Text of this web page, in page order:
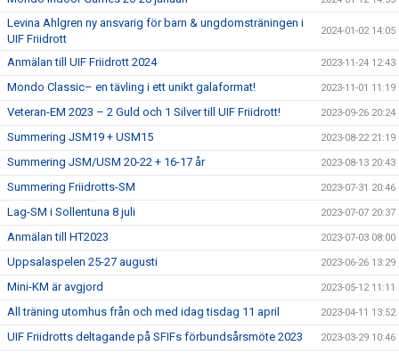
Levina Ahlgren ny ansvarig för barn & ungdomsträningen i
UIF Friidrott
2024-01-02 14:05
Anmälan till UIF Friidrott 2024 2023-11-24 12:43
Mondo Classic– en tävling i ett unikt galaformat! 2023-11-01 11:19
Veteran-EM 2023 – 2 Guld och 1 Silver till UIF Friidrott! 2023-09-26 20:24
Summering JSM19 + USM15 2023-08-22 21:19
Summering JSM/USM 20-22 + 16-17 år 2023-08-13 20:43
Summering Friidrotts-SM 2023-07-31 20:46
Lag-SM i Sollentuna 8 juli 2023-07-07 20:37
Anmälan till HT2023 2023-07-03 08:00
Uppsalaspelen 25-27 augusti 2023-06-26 13:29
Mini-KM är avgjord 2023-05-12 11:11
All träning utomhus från och med idag tisdag 11 april 2023-04-11 13:52
UIF Friidrotts deltagande på SFIFs förbundsårsmöte 2023 2023-03-29 10:46